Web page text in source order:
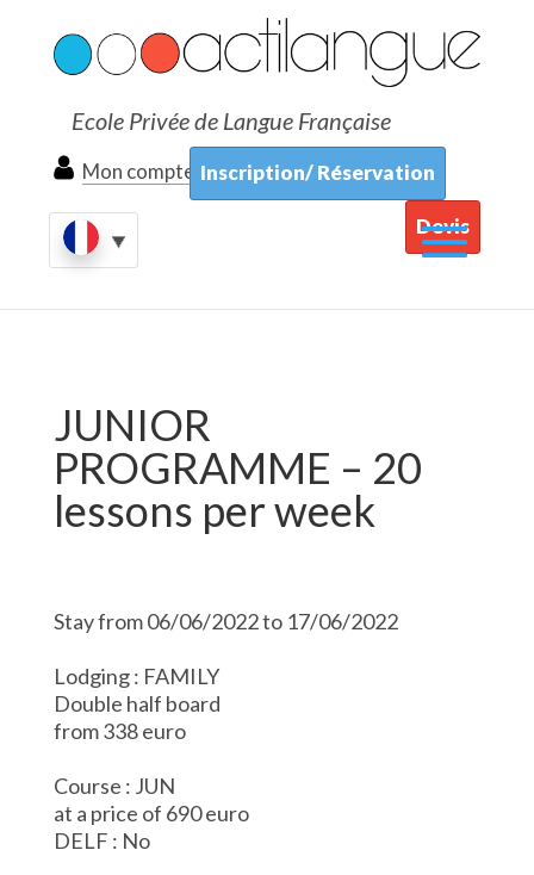
Ecole Privée de Langue Française
Mon compte Inscription/ Réservation
Devis
JUNIOR
PROGRAMME – 20
lessons per week
Stay from 06/06/2022 to 17/06/2022
Lodging : FAMILY
Double half board
from 338 euro
Course : JUN
at a price of 690 euro
DELF : No